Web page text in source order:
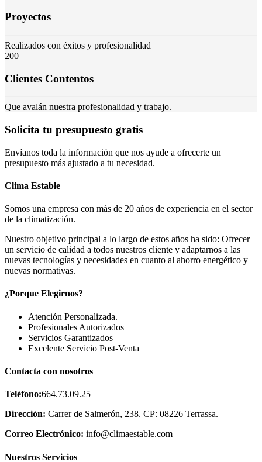
Proyectos
Realizados con éxitos y profesionalidad
200
Clientes Contentos
Que avalán nuestra profesionalidad y trabajo.
Solicita tu presupuesto gratis
Envíanos toda la información que nos ayude a ofrecerte un
presupuesto más ajustado a tu necesidad.
Clima Estable
Somos una empresa con más de 20 años de experiencia en el sector
de la climatización.
Nuestro objetivo principal a lo largo de estos años ha sido: Ofrecer
un servicio de calidad a todos nuestros cliente y adaptarnos a las
nuevas tecnologías y necesidades en cuanto al ahorro energético y
nuevas normativas.
¿Porque Elegirnos?
Atención Personalizada.
Profesionales Autorizados
Servicios Garantizados
Excelente Servicio Post-Venta
Contacta con nosotros
Teléfono:664.73.09.25
Dirección: Carrer de Salmerón, 238. CP: 08226 Terrassa.
Correo Electrónico: info@climaestable.com
Nuestros Servicios